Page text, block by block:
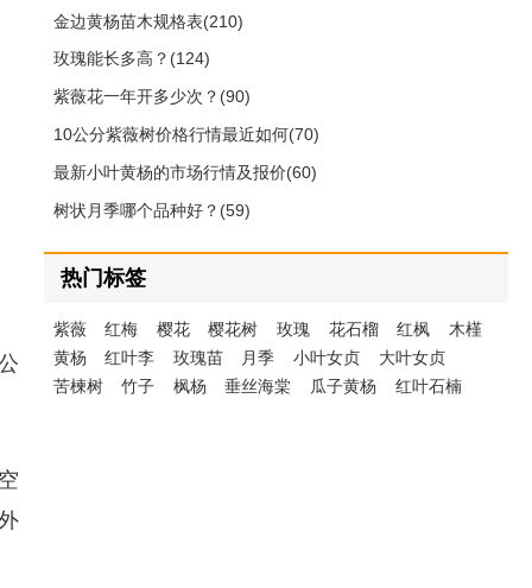
金边黄杨苗木规格表(210)
玫瑰能长多高？(124)
紫薇花一年开多少次？(90)
10公分紫薇树价格行情最近如何(70)
最新小叶黄杨的市场行情及报价(60)
树状月季哪个品种好？(59)
热门标签
紫薇 红梅 樱花 樱花树 玫瑰 花石榴 红枫
木槿
黄杨
红叶李 玫瑰苗 月季 小叶女贞
大叶女贞
苦楝树
竹子 枫杨 垂丝海棠 瓜子黄杨 红叶石楠